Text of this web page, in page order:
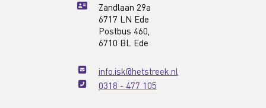
Zandlaan 29a
6717 LN Ede
Postbus 460,
6710 BL Ede
info.isk@hetstreek.nl
0318 - 477 105